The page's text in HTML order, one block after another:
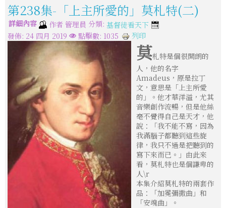
第238集-「上主所愛的」莫札特(二)
詳細內容 作者 管理員 分類: 基督徒看天下
發佈: 24 四月 2019
點擊數: 1035 列印
莫札特是個很開朗的
人，他的名字
Amadeus，原是拉丁
文，意思是「上主所愛
的」。他才華洋溢，尤其
音樂創作流暢，但是他絲
毫不覺得自己是天才，他
說：「我不能不寫，因為
我滿腦子都聽到這些旋
律，我只不過是把聽到的
寫下來而已。」由此來
看，莫札特也是個謙卑的
人\r
本集介紹莫札特的兩套作
品：「加冕彌撒曲」和
「安魂曲」。